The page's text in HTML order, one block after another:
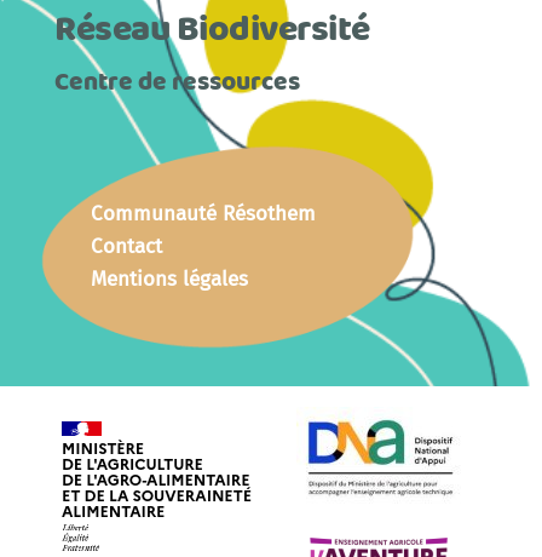
Réseau Biodiversité
Centre de ressources
Communauté Résothem
Contact
Mentions légales